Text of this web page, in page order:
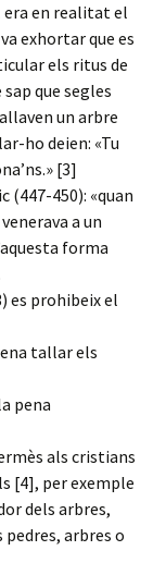
era en realitat el
exhortar que es
els ritus de
que segles
un arbre
ho deien: «Tu
[3]
(447-450): «quan
a un
forma
es prohibeix el
tallar els
pena
als cristians
[4], per exemple
dels arbres,
arbres o